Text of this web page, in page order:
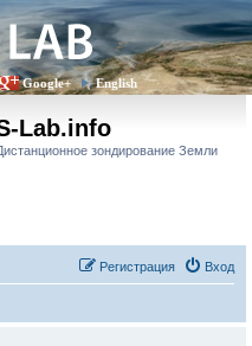
Google+ English
Lab.info
зондирование Земли
Вход
Регистрация